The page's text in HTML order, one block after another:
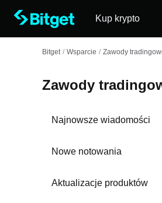
Kup krypto
Bitget / Wsparcie / Zawody
Zawody
Najnowsze wiadomości
Nowe notowania
Aktualizacje produktów